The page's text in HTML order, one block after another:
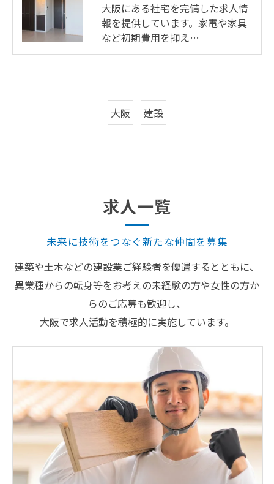
大阪にある社宅を完備した求人情
報を提供しています。家電や家具
など初期費用を抑え…
大阪 建設
未来に技術をつなぐ新たな仲間を募集
求人一覧
建築や土木などの建設業ご経験者を優遇するとともに、
異業種からの転身等をお考えの未経験の方や女性の方か
らのご応募も歓迎し、
大阪で求人活動を積極的に実施しています。